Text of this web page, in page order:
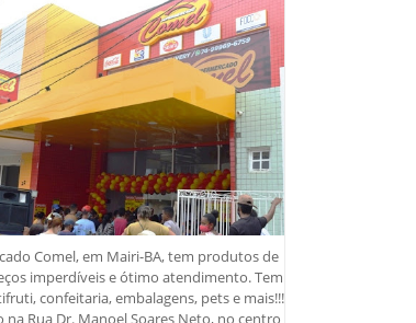
Comel, em Mairi-BA, tem produtos de
imperdíveis e ótimo atendimento. Tem
confeitaria, embalagens, pets e mais!!!
na Rua Dr. Manoel Soares Neto, no centro